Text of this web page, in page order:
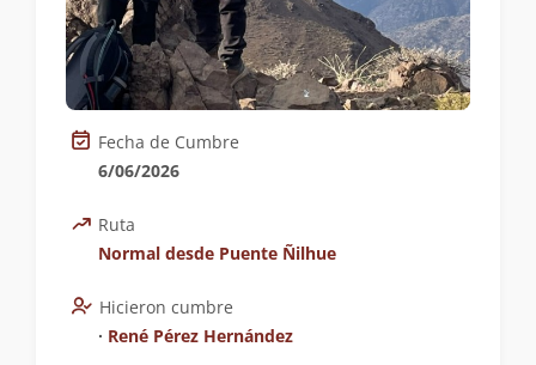
Fecha de Cumbre
6/06/2026
Ruta
Normal desde Puente Ñilhue
Hicieron cumbre
∙ René Pérez Hernández